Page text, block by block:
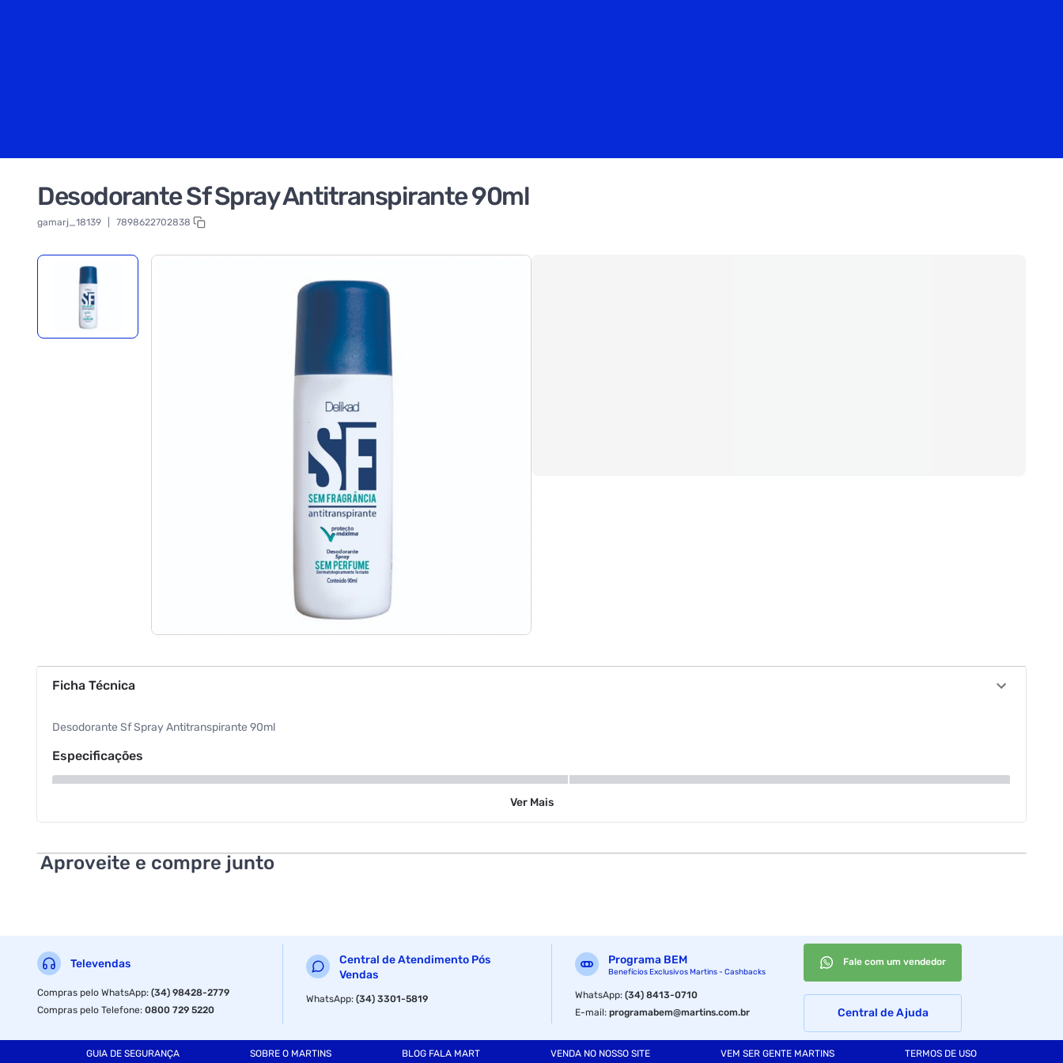
Desodorante Sf Spray Antitranspirante 90ml
gamarj_18139 7898622702838
Ficha Técnica
Desodorante Sf Spray Antitranspirante 90ml
Especificações
Ver Mais
Aproveite e compre junto
Televendas
Compras pelo WhatsApp:(34) 98428-2779
Compras pelo Telefone:0800 729 5220
Central de Atendimento Pós
Vendas
WhatsApp:(34) 3301-5819
Programa BEM
Benefícios Exclusivos Martins - Cashbacks
WhatsApp:(34) 8413-0710
E-mail:programabem@martins.com.br
Fale com um vendedor
Central de Ajuda
GUIA DE SEGURANÇA SOBRE O MARTINS BLOG FALA MART VENDA NO NOSSO SITE VEM SER GENTE MARTINS TERMOS DE USO